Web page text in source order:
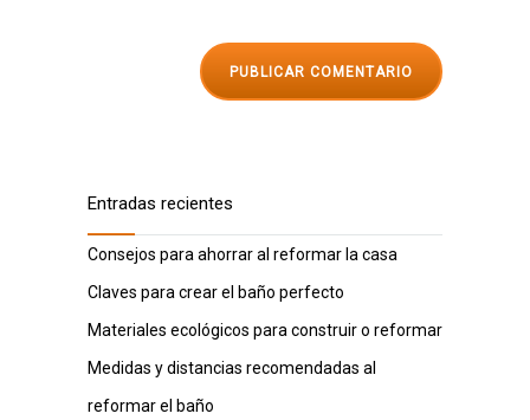
Entradas recientes
Consejos para ahorrar al reformar la casa
Claves para crear el baño perfecto
Materiales ecológicos para construir o reformar
Medidas y distancias recomendadas al
reformar el baño